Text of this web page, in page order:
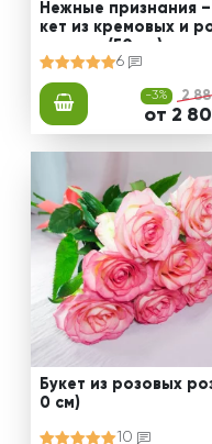
Нежные признания
кет из кремовых и
вых роз (50 см)
6
-3% 2
от 2
Букет из розовых
0 см)
10